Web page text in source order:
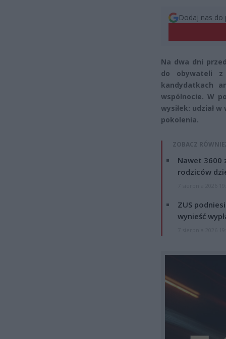
Dodaj nas do
Na dwa dni
do obywateli z
kandydatkach
wspólnocie. W
wysiłek: udział
pokolenia.
ZOBACZ
Nawet 3600
rodziców
ZUS
wynieść